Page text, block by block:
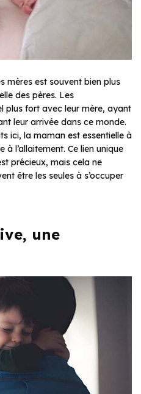
mères est souvent bien plus
des pères. Les
plus fort avec leur mère, ayant
leur arrivée dans ce monde.
ici, la maman est essentielle à
l’allaitement. Ce lien unique
précieux, mais cela ne
être les seules à s’occuper
une